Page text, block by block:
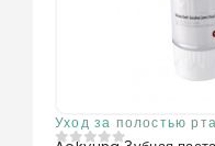
Уход за полостью рта